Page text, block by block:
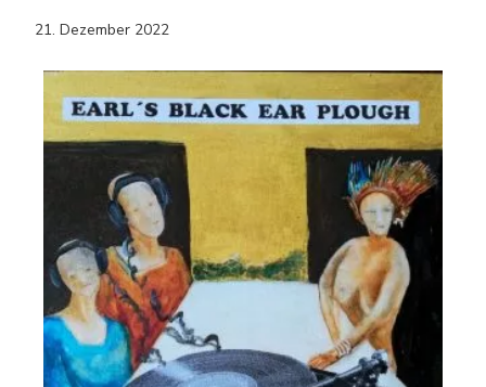
21. Dezember 2022